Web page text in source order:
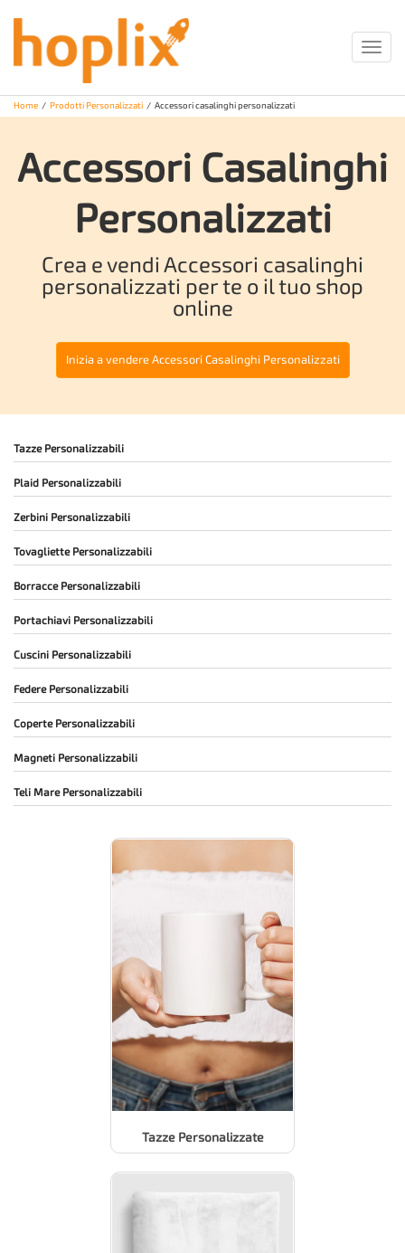
Home / Prodotti Personalizzati / Accessori casalinghi personalizzati
Accessori Casalinghi
Personalizzati
Crea e vendi Accessori casalinghi
personalizzati per te o il tuo shop
online
Inizia a vendereAccessori Casalinghi Personalizzati
Tazze Personalizzabili
Plaid Personalizzabili
Zerbini Personalizzabili
Tovagliette Personalizzabili
Borracce Personalizzabili
Portachiavi Personalizzabili
Cuscini Personalizzabili
Federe Personalizzabili
Coperte Personalizzabili
Magneti Personalizzabili
Teli Mare Personalizzabili
Tazze Personalizzate